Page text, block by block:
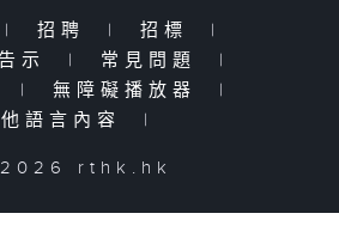
| 招聘 | 招標
|
示
| 常見問題
|
| 無障礙播放器
|
語言內容
|
rthk.hk